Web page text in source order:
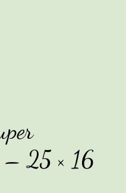
– 25 × 16